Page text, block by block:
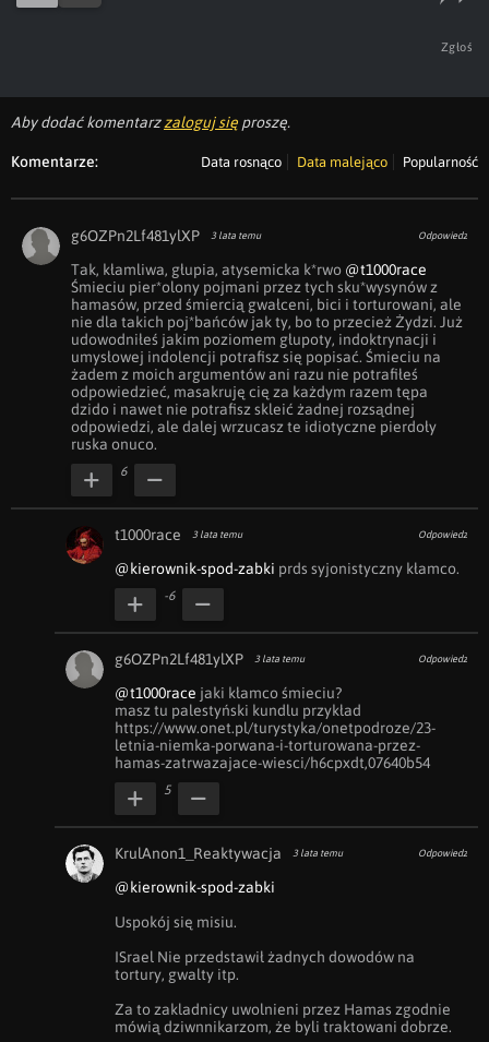
Zgłoś
Aby dodać komentarzzaloguj się proszę.
Komentarze: Data rosnąco Data malejąco Popularność
g6OZPn2Lf481ylXP 3 lata temu Odpowiedz
Tak, kłamliwa, głupia, atysemicka k*rwo @t1000race
Śmieciu pier*olony pojmani przez tych sku*wysynów z
hamasów, przed śmiercią gwałceni, bici i torturowani, ale
nie dla takich poj*bańców jak ty, bo to przecież Żydzi. Już
udowodniłeś jakim poziomem głupoty, indoktrynacji i
umysłowej indolencji potrafisz się popisać. Śmieciu na
żadem z moich argumentów ani razu nie potrafiłeś
odpowiedzieć, masakruję cię za każdym razem tępa
dzido i nawet nie potrafisz skleić żadnej rozsądnej
odpowiedzi, ale dalej wrzucasz te idiotyczne pierdoły
ruska onuco.
6
t1000race 3 lata temu Odpowiedz
@kierownik-spod-zabki prds syjonistyczny kłamco.
-6
g6OZPn2Lf481ylXP 3 lata temu Odpowiedz
@t1000race jaki kłamco śmieciu?
masz tu palestyński kundlu przykład
https://www.onet.pl/turystyka/onetpodroze/23-
letnia-niemka-porwana-i-torturowana-przez-
hamas-zatrwazajace-wiesci/h6cpxdt,07640b54
5
KrulAnon1_Reaktywacja 3 lata temu Odpowiedz
@kierownik-spod-zabki
Uspokój się misiu.
ISrael Nie przedstawił żadnych dowodów na
tortury, gwalty itp.
Za to zakladnicy uwolnieni przez Hamas zgodnie
mówią dziwnnikarzom, że byli traktowani dobrze.